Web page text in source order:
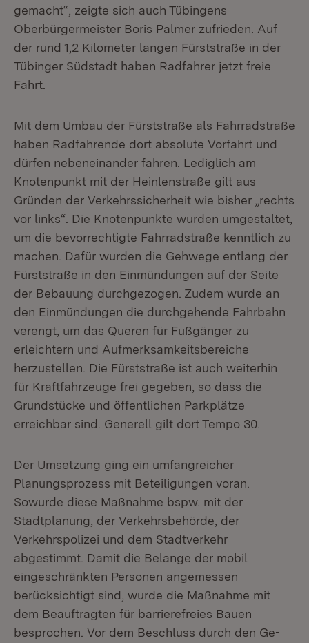
gemacht“, zeigte sich auch Tübingens
Oberbürgermeister Boris Palmer zufrieden. Auf
der rund 1,2 Kilometer langen Fürststraße in der
Tübinger Südstadt haben Radfahrer jetzt freie
Fahrt.
Mit dem Umbau der Fürststraße als Fahrradstraße
haben Radfahrende dort absolute Vorfahrt und
dürfen nebeneinander fahren. Lediglich am
Knotenpunkt mit der Heinlenstraße gilt aus
Gründen der Verkehrssicherheit wie bisher „rechts
vor links“. Die Knotenpunkte wurden umgestaltet,
um die bevorrechtigte Fahrradstraße kenntlich zu
machen. Dafür wurden die Gehwege entlang der
Fürststraße in den Einmündungen auf der Seite
der Bebauung durchgezogen. Zudem wurde an
den Einmündungen die durchgehende Fahrbahn
verengt, um das Queren für Fußgänger zu
erleichtern und Aufmerksamkeitsbereiche
herzustellen. Die Fürststraße ist auch weiterhin
für Kraftfahrzeuge frei gegeben, so dass die
Grundstücke und öffentlichen Parkplätze
erreichbar sind. Generell gilt dort Tempo 30.
Der Umsetzung ging ein umfangreicher
Planungsprozess mit Beteiligungen voran.
Sowurde diese Maßnahme bspw. mit der
Stadtplanung, der Verkehrsbehörde, der
Verkehrspolizei und dem Stadtverkehr
abgestimmt. Damit die Belange der mobil
eingeschränkten Personen angemessen
berücksichtigt sind, wurde die Maßnahme mit
dem Beauftragten für barrierefreies Bauen
besprochen. Vor dem Beschluss durch den Ge-